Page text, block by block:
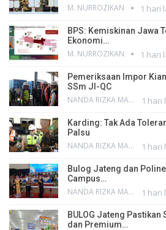
M. NURROZIKAN 1 hari
BPS: Kemiskinan Jawa
Ekonomi…
M. NURROZIKAN 1 hari
Pemeriksaan Impor
SSm JI-QC
NANDA RIZKA MAHENDRA 1 hari
Karding: Tak Ada
Palsu
NANDA RIZKA MAHENDRA 1 hari
Bulog Jateng dan
Campus…
NANDA RIZKA MAHENDRA 1 hari
BULOG Jateng Pastikan
dan Premium…